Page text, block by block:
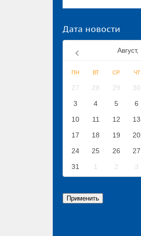
Дата новости
Август,
ПН ВТ СР ЧТ
27 28 29 30
3
4 5 6
10
11 12 13
17
18 19 20
24
25 26 27
31
1 2 3